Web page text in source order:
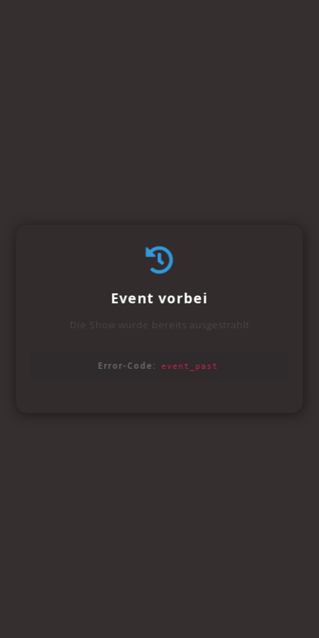
Event vorbei
Die Show wurde bereits ausgestrahlt
Error-Code: event_past